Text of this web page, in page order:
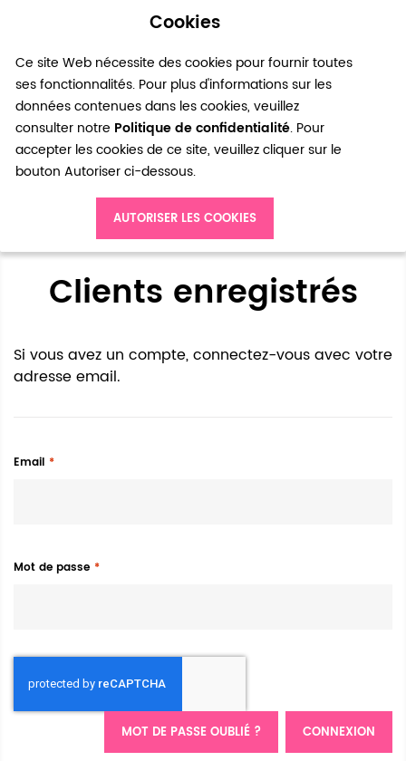
Cookies
Ce site Web nécessite des cookies pour fournir toutes
ses fonctionnalités. Pour plus d'informations sur les
données contenues dans les cookies, veuillez
consulter notre Politique de confidentialité. Pour
accepter les cookies de ce site, veuillez cliquer sur le
bouton Autoriser ci-dessous.
AUTORISER LES COOKIES
0
Accès client
Clients enregistrés
Si vous avez un compte, connectez-vous avec votre
adresse email.
Email
Mot de passe
CONNEXION
MOT DE PASSE OUBLIÉ ?